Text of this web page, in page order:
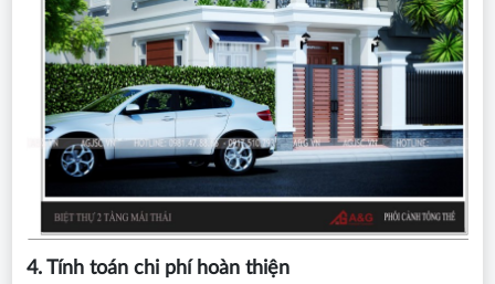
4. Tính toán chi phí hoàn thiện